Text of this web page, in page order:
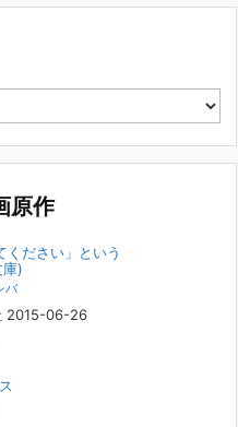
ーを受けました。「漫
…
ました。「漫画といえば集英
を殺してくださいという親た
ち』では、先月まで、10代の対
化する親たち」をお送りして
バンチWebで読むことができま
報
原作
ください」という
)
バ
2015-06-26